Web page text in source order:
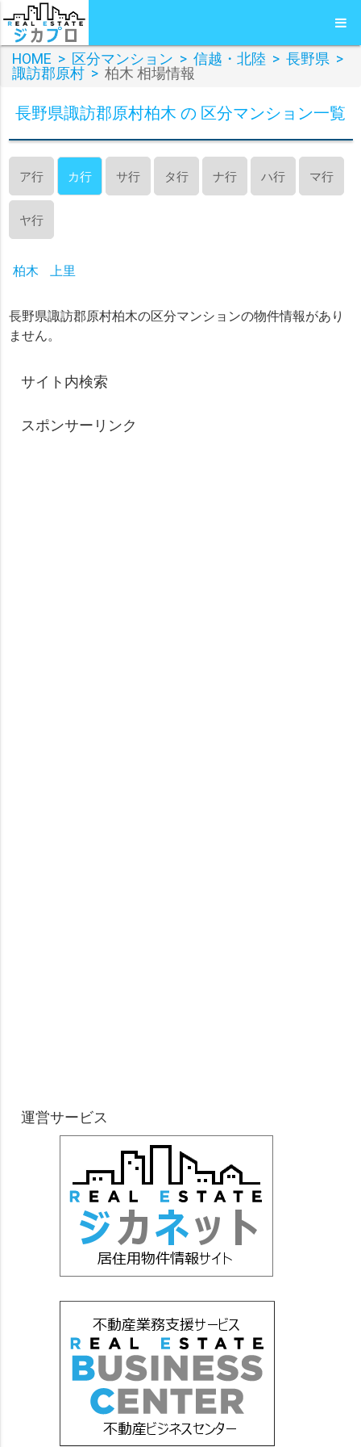
HOME > 区分マンション > 信越・北陸 > 長野県 >
諏訪郡原村 > 柏木 相場情報
長野県諏訪郡原村柏木 の 区分マンション一覧
ア行 カ行 サ行 タ行 ナ行 ハ行 マ行
ヤ行
柏木 上里
長野県諏訪郡原村柏木の区分マンションの物件情報があり
ません。
サイト内検索
スポンサーリンク
運営サービス